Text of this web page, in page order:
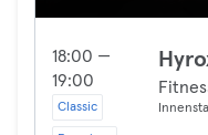
18:00 —
19:00
Classic